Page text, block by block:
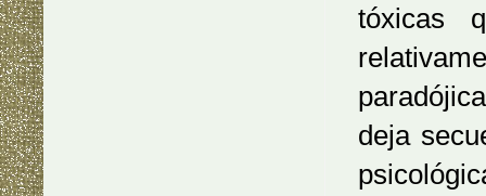
tóxicas
deja